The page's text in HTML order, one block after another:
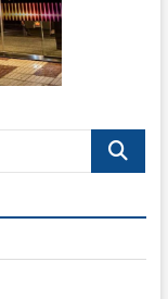
Cercar